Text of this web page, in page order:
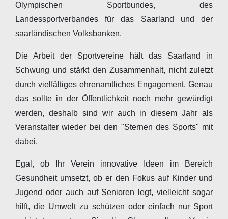
Olympischen Sportbundes, des
Landessportverbandes für das Saarland und der
saarländischen Volksbanken.
Die Arbeit der Sportvereine hält das Saarland in
Schwung und stärkt den Zusammenhalt, nicht zuletzt
durch vielfältiges ehrenamtliches Engagement. Genau
das sollte in der Öffentlichkeit noch mehr gewürdigt
werden, deshalb sind wir auch in diesem Jahr als
Veranstalter wieder bei den "Sternen des Sports" mit
dabei.
Egal, ob Ihr Verein innovative Ideen im Bereich
Gesundheit umsetzt, ob er den Fokus auf Kinder und
Jugend oder auch auf Senioren legt, vielleicht sogar
hilft, die Umwelt zu schützen oder einfach nur Sport